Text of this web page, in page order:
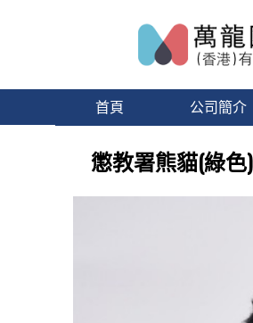
首頁 公司簡介
懲教署熊貓(綠色)